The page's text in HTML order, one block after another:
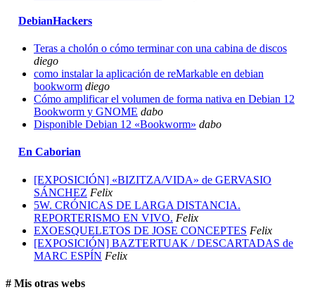
DebianHackers
Teras a cholón o cómo terminar con una cabina de discos
diego
como instalar la aplicación de reMarkable en debian
bookworm diego
Cómo amplificar el volumen de forma nativa en Debian 12
Bookworm y GNOME dabo
Disponible Debian 12 «Bookworm» dabo
En Caborian
[EXPOSICIÓN] «BIZITZA/VIDA» de GERVASIO
SÁNCHEZ Felix
5W. CRÓNICAS DE LARGA DISTANCIA.
REPORTERISMO EN VIVO. Felix
EXOESQUELETOS DE JOSE CONCEPTES Felix
[EXPOSICIÓN] BAZTERTUAK / DESCARTADAS de
MARC ESPÍN Felix
# Mis otras webs